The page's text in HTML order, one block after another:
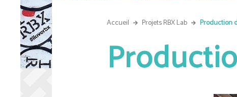
Accueil Projets RBX Lab Production